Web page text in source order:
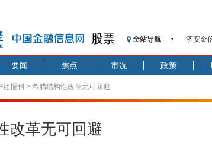
股票 全站导航
济安金
【见·
记者手
【见·
济安金
【新
央行
要闻 焦点 市况 政策
社报刊 > 希腊结构性改革无可回避
改革无可回避